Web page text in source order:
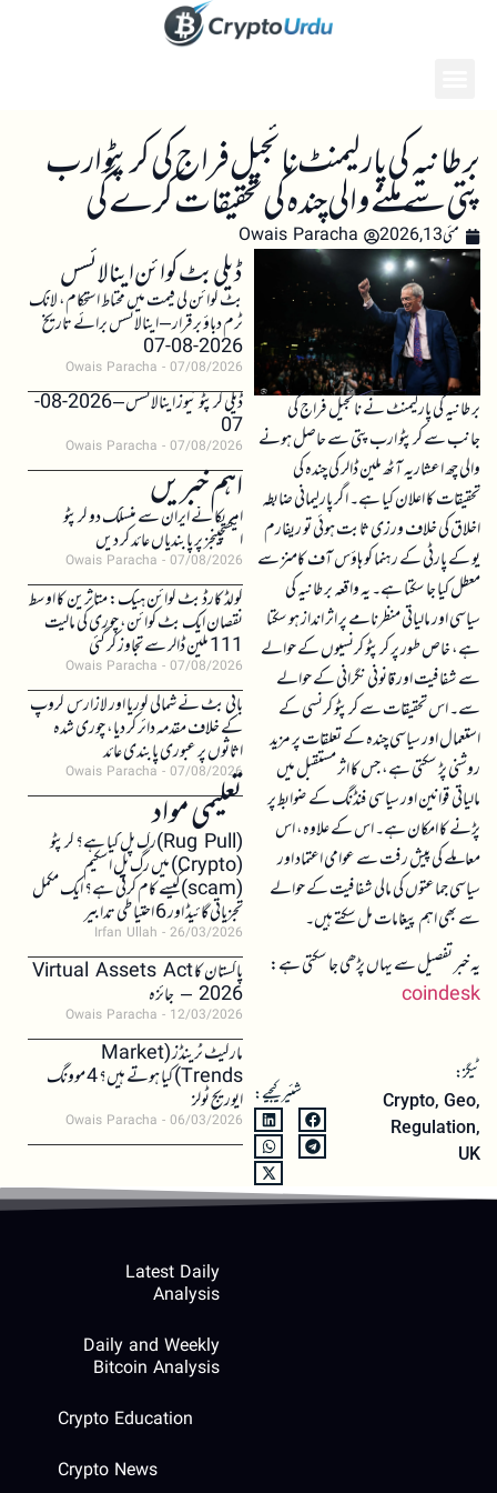
برطانیہ کی پارلیمنٹ نائجیل فراج کی کرپٹو ارب
پتی سے ملنے والی چندہ کی تحقیقات کرے گی
مئی 13, 2026 Owais Paracha
برطانیہ کی پارلیمنٹ نے نائجیل فراج کی
جانب سے کرپٹو ارب پتی سے حاصل ہونے
والی چھ اعشاریہ آٹھ ملین ڈالر کی چندہ کی
تحقیقات کا اعلان کیا ہے۔ اگر پارلیمانی ضابطہ
اخلاق کی خلاف ورزی ثابت ہوئی تو ریفارم
یو کے پارٹی کے رہنما کو ہاؤس آف کامنز سے
معطل کیا جا سکتا ہے۔ یہ واقعہ برطانیہ کی
سیاسی اور مالیاتی منظرنامے پر اثر انداز ہو سکتا
ہے، خاص طور پر کرپٹو کرنسیوں کے حوالے
سے شفافیت اور قانونی نگرانی کے حوالے
سے۔ اس تحقیقات سے کرپٹو کرنسی کے
استعمال اور سیاسی چندہ کے تعلقات پر مزید
روشنی پڑ سکتی ہے، جس کا اثر مستقبل میں
مالیاتی قوانین اور سیاسی فنڈنگ کے ضوابط پر
پڑنے کا امکان ہے۔ اس کے علاوہ، اس
معاملے کی پیش رفت سے عوامی اعتماد اور
سیاسی جماعتوں کی مالی شفافیت کے حوالے
سے بھی اہم پیغامات مل سکتے ہیں۔
یہ خبر تفصیل سے یہاں پڑھی جا سکتی ہے:
coindesk
ٹیگز:
Crypto, Geo,
Regulation,
UK
شئیر کیجیے:
ڈیلی بٹ کوائن اینالائسس
بٹ کوائن کی قیمت میں محتاط استحکام، لانگ
ٹرم دباؤ برقرار – اینالائسس برائے تاریخ
2026-08-07
Owais Paracha 07/08/2026
ڈیلی کرپٹو نیوز اینالائسس – 2026-08-
07
Owais Paracha 07/08/2026
اہم خبریں
امریکا نے ایران سے منسلک دو کرپٹو
ایکسچینجز پر پابندیاں عائد کر دیں
Owais Paracha 07/08/2026
کولڈ کارڈ بٹ کوائن ہیک: متاثرین کا اوسط
نقصان ایک بٹ کوائن، چوری کی مالیت
111 ملین ڈالر سے تجاوز کر گئی
Owais Paracha 07/08/2026
بائی بٹ نے شمالی کوریا اور لازارس گروپ
کے خلاف مقدمہ دائر کر دیا، چوری شدہ
اثاثوں پر عبوری پابندی عائد
Owais Paracha 07/08/2026
تعلیمی مواد(Rug Pull)رگ پل کیا ہے؟ کرپٹو
(Crypto) میں رگ پل اسکیم
(scam)کیسے کام کرتی ہے؟ ایک مکمل
تجزیاتی گائیڈ اور 6 احتیاطی تدابیر
Irfan Ullah 26/03/2026
پاکستان کا Virtual Assets Act
2026 – جائزہ
Owais Paracha 12/03/2026
مارکیٹ ٹرینڈز (Market
Trends) کیا ہوتے ہیں؟ 4 موونگ
ایوریج ٹولز
Owais Paracha 06/03/2026
Latest Daily
Analysis
Daily and Weekly
Bitcoin Analysis
Crypto Education
Crypto News